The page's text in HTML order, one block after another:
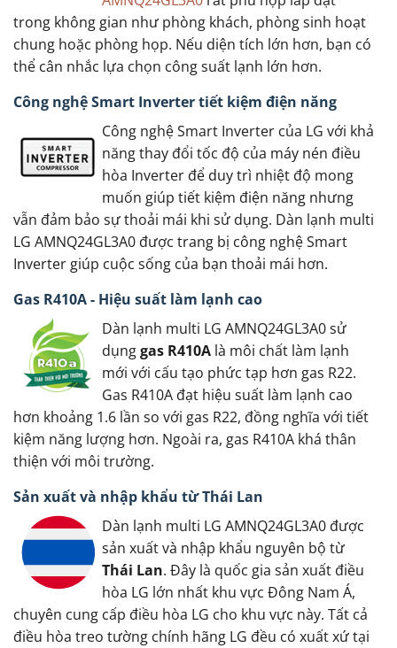
trong không gian như phòng khách, phòng sinh hoạt
chung hoặc phòng họp. Nếu diện tích lớn hơn, bạn có
thể cân nhắc lựa chọn công suất lạnh lớn hơn.
Công nghệ Smart Inverter tiết kiệm điện năng
Công nghệ Smart Inverter của LG với khả
năng thay đổi tốc độ của máy nén điều
hòa Inverter để duy trì nhiệt độ mong
muốn giúp tiết kiệm điện năng nhưng
vẫn đảm bảo sự thoải mái khi sử dụng. Dàn lạnh multi
LG AMNQ24GL3A0 được trang bị công nghệ Smart
Inverter giúp cuộc sống của bạn thoải mái hơn.
Gas R410A - Hiệu suất làm lạnh cao
Dàn lạnh multi LG AMNQ24GL3A0 sử
dụnggas R410A là môi chất làm lạnh
mới với cấu tạo phức tạp hơn gas R22.
Gas R410A đạt hiệu suất làm lạnh cao
hơn khoảng 1.6 lần so với gas R22, đồng nghĩa với tiết
kiệm năng lượng hơn. Ngoài ra, gas R410A khá thân
thiện với môi trường.
Sản xuất và nhập khẩu từ Thái Lan
Dàn lạnh multi LG AMNQ24GL3A0 được
sản xuất và nhập khẩu nguyên bộ từ
Thái Lan. Đây là quốc gia sản xuất điều
hòa LG lớn nhất khu vực Đông Nam Á,
chuyên cung cấp điều hòa LG cho khu vực này. Tất cả
điều hòa treo tường chính hãng LG đều có xuất xứ tại